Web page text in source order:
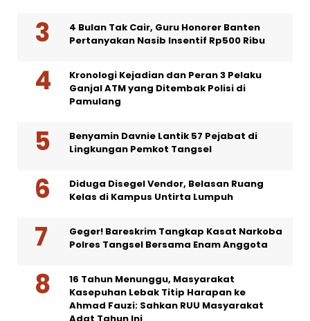
4 Bulan Tak Cair, Guru Honorer Banten
Pertanyakan Nasib Insentif Rp500 Ribu
Kronologi Kejadian dan Peran 3 Pelaku
Ganjal ATM yang Ditembak Polisi di
Pamulang
Benyamin Davnie Lantik 57 Pejabat di
Lingkungan Pemkot Tangsel
Diduga Disegel Vendor, Belasan Ruang
Kelas di Kampus Untirta Lumpuh
Geger! Bareskrim Tangkap Kasat Narkoba
Polres Tangsel Bersama Enam Anggota
16 Tahun Menunggu, Masyarakat
Kasepuhan Lebak Titip Harapan ke
Ahmad Fauzi: Sahkan RUU Masyarakat